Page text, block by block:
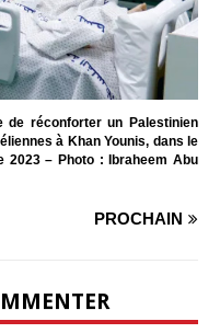
de réconforter un Palestinien
à Khan Younis, dans le
2023 – Photo : Ibraheem Abu
PROCHAIN